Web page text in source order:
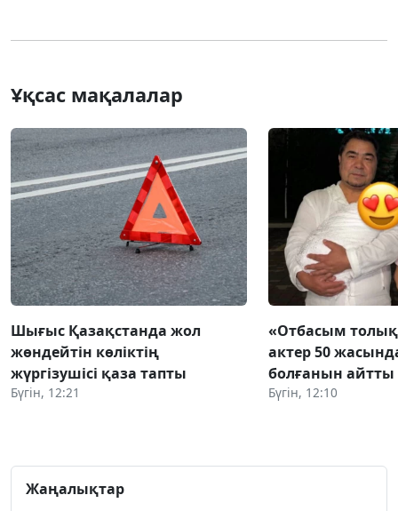
Ұқсас мақалалар
Шығыс Қазақстанда жол
жөндейтін көліктің
жүргізушісі қаза тапты
Бүгін, 12:21
«Отбасым
актер 50
болғанын айтты
Бүгін, 12:10
Жаңалықтар